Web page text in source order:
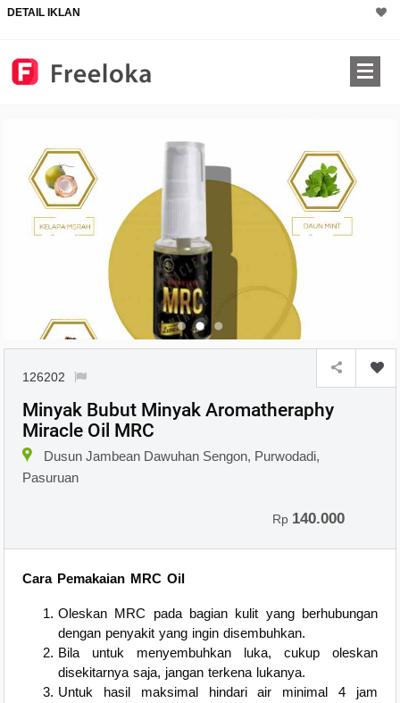
DETAIL IKLAN
126202
Minyak Bubut Minyak Aromatheraphy
Miracle Oil MRC
Dusun Jambean Dawuhan Sengon, Purwodadi,
Pasuruan
Rp 140.000
Cara Pemakaian MRC Oil
Oleskan MRC pada bagian kulit yang berhubungan
dengan penyakit yang ingin disembuhkan.
Bila untuk menyembuhkan luka, cukup oleskan
disekitarnya saja, jangan terkena lukanya.
Untuk hasil maksimal hindari air minimal 4 jam